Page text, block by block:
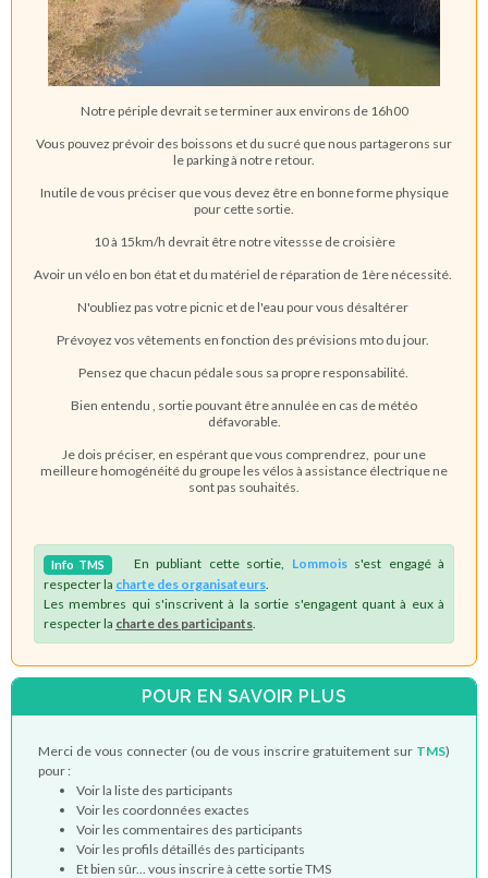
Notre périple devrait se terminer aux environs de 16h00
Vous pouvez prévoir des boissons et du sucré que nous partagerons sur
le parking à notre retour.
Inutile de vous préciser que vous devez être en bonne forme physique
pour cette sortie.
10 à 15km/h devrait être notre vitessse de croisière
Avoir un vélo en bon état et du matériel de réparation de 1ère nécessité.
N'oubliez pas votre picnic et de l'eau pour vous désaltérer
Prévoyez vos vêtements en fonction des prévisions mto du jour.
Pensez que chacun pédale sous sa propre responsabilité.
Bien entendu , sortie pouvant être annulée en cas de météo
défavorable.
Je dois préciser, en espérant que vous comprendrez, pour une
meilleure homogénéité du groupe les vélos à assistance électrique ne
sont pas souhaités.
Info TMS En publiant cette sortie, Lommoiss'est engagé à
respecter la charte des organisateurs
Les membres qui s'inscrivent à la sortie s'engagent quant à eux à
respecter la charte des participants
POUR EN SAVOIR PLUS
Merci de vous connecter (ou de vous inscrire gratuitement sur TMS)
pour :
Voir la liste des participants
Voir les coordonnées exactes
Voir les commentaires des participants
Voir les profils détaillés des participants
Et bien sûr... vous inscrire à cette sortie TMS